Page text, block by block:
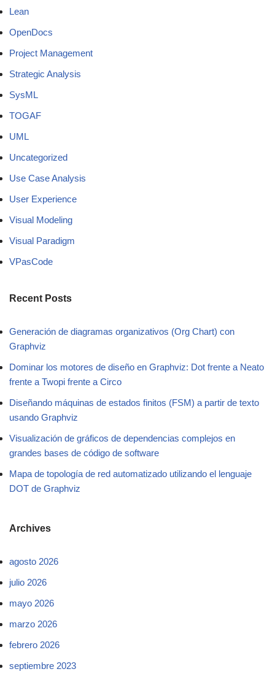
Lean
OpenDocs
Project Management
Strategic Analysis
SysML
TOGAF
UML
Uncategorized
Use Case Analysis
User Experience
Visual Modeling
Visual Paradigm
VPasCode
Recent Posts
Generación de diagramas organizativos (Org Chart) con
Graphviz
Dominar los motores de diseño en Graphviz: Dot frente a Neato
frente a Twopi frente a Circo
Diseñando máquinas de estados finitos (FSM) a partir de texto
usando Graphviz
Visualización de gráficos de dependencias complejos en
grandes bases de código de software
Mapa de topología de red automatizado utilizando el lenguaje
DOT de Graphviz
Archives
agosto 2026
julio 2026
mayo 2026
marzo 2026
febrero 2026
septiembre 2023